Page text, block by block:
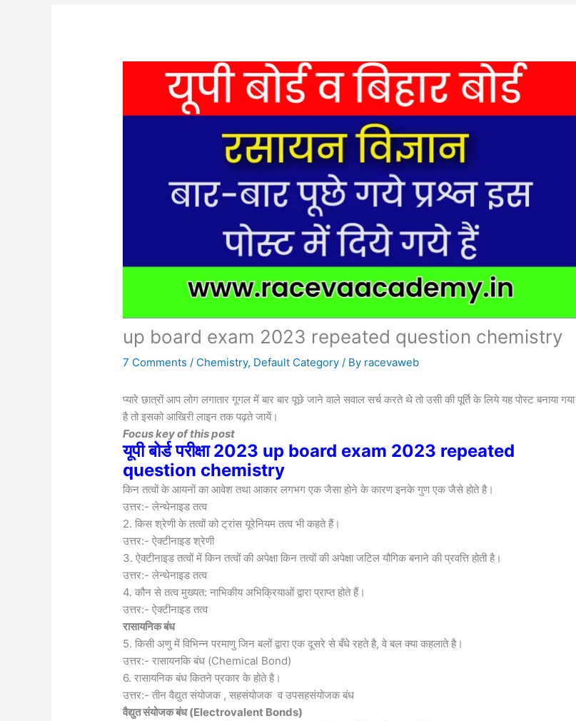
up board exam 2023 repeated question chemistry
7 Comments / Chemistry, Default Category / By racevaweb
प्यारे छात्रों आप लोग लगातार गूगल में बार बार पूछे जाने वाले सवाल सर्च करते थे तो उसी की पूर्ति के लिये यह पोस्ट बनाया गया
है तो इसको आखिरी लाइन तक पढ़ते जायें।
Focus key of this post
यूपी बोर्ड परीक्षा 2023 up board exam 2023 repeated
question chemistry
किन तत्वों के आयनों का आवेश तथा आकार लगभग एक जैसा होने के कारण इनके गुण एक जैसे होते है।
उत्तर:- लेन्थेनाइड तत्व
2. किस श्रेणी के तत्वों को ट्रांस यूरेनियम तत्व भी कहते हैं।
उत्तर:- ऐक्टीनाइड श्रेणी
3. ऐक्टीनाइड तत्वों में किन तत्वों की अपेक्षा किन तत्वों की अपेक्षा जटिल यौगिक बनाने की प्रवत्ति होती है।
उत्तर:- लेन्थेनाइड तत्व
4. कौन से तत्व मुख्यत: नाभिकीय अभिक्रियाओं द्वारा प्राप्त होते हैं।
उत्तर:- ऐक्टीनाइड तत्व
रासायनिक बंध
5. किसी अणु में विभिन्न परमाणु जिन बलों द्वारा एक दूसरे से बँधे रहते है, वे बल क्या कहलाते है।
उत्तर:- रासायनकि बंध (Chemical Bond)
6. रासायनिक बंध कितने प्रकार के होते है।
उत्तर:- तीन वैद्युत संयोजक , सहसंयोजक व उपसहसंयोजक बंध
वैद्युत संयोजक बंध (Electrovalent Bonds)